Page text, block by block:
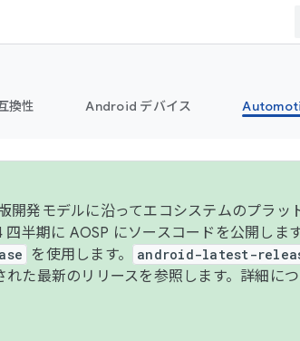
換性 Android デバイス
開発モデルに沿ってエコシステムのプラッ
半期に AOSP にソースコードを公開しま
を使用します。 android-latest-
た最新のリリースを参照します。詳細につ